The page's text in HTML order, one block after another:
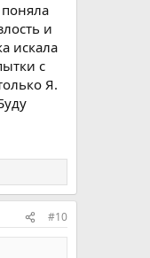
и
искала
с
Я.
#10